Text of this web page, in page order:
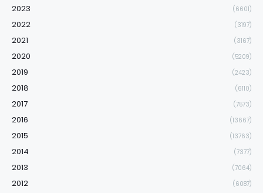
2023 (6601)
2022 (3197)
2021 (3167)
2020 (5209)
2019 (2423)
2018 (6110)
2017 (7573)
2016 (13667)
2015 (13763)
2014 (7377)
2013 (7064)
2012 (6087)